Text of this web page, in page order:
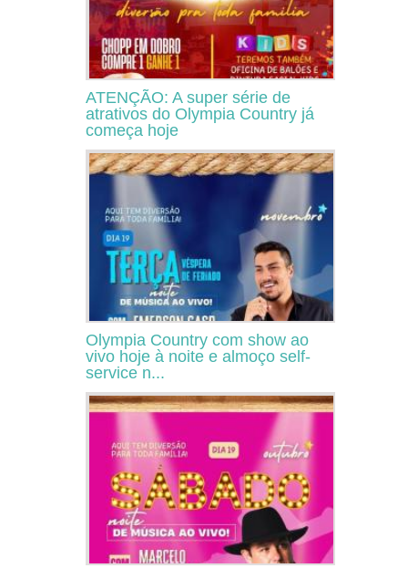
ATENÇÃO: A super série de
atrativos do Olympia Country já
começa hoje
Olympia Country com show ao
vivo hoje à noite e almoço self-
service n...